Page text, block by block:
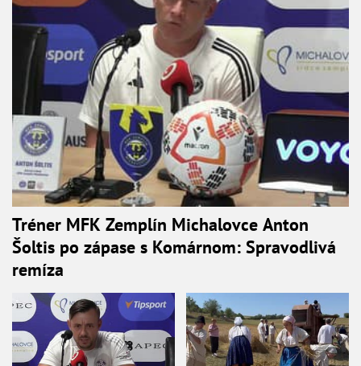
Tréner MFK Zemplín Michalovce Anton
Šoltis po zápase s Komárnom: Spravodlivá
remíza